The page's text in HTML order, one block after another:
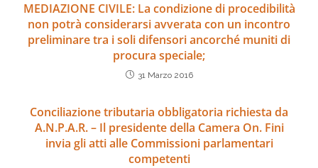
MEDIAZIONE CIVILE: La condizione di procedibilità
non potrà considerarsi avverata con un incontro
preliminare tra i soli difensori ancorché muniti di
procura speciale;
31 Marzo 2016
Conciliazione tributaria obbligatoria richiesta da
A.N.P.A.R. – Il presidente della Camera On. Fini
invia gli atti alle Commissioni parlamentari
competenti